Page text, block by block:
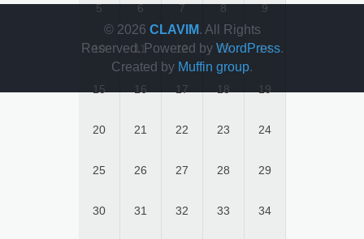
5 6 7 8 9
10 11 12 13 14
15 16 17 18 19
20 21 22 23 24
25 26 27 28 29
30 31 32 33 34
© 2026 CLAVIM. All Rights
Reserved. Powered by WordPress.
Created by Muffin group.